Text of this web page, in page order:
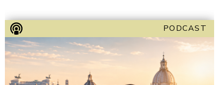
PODCAST